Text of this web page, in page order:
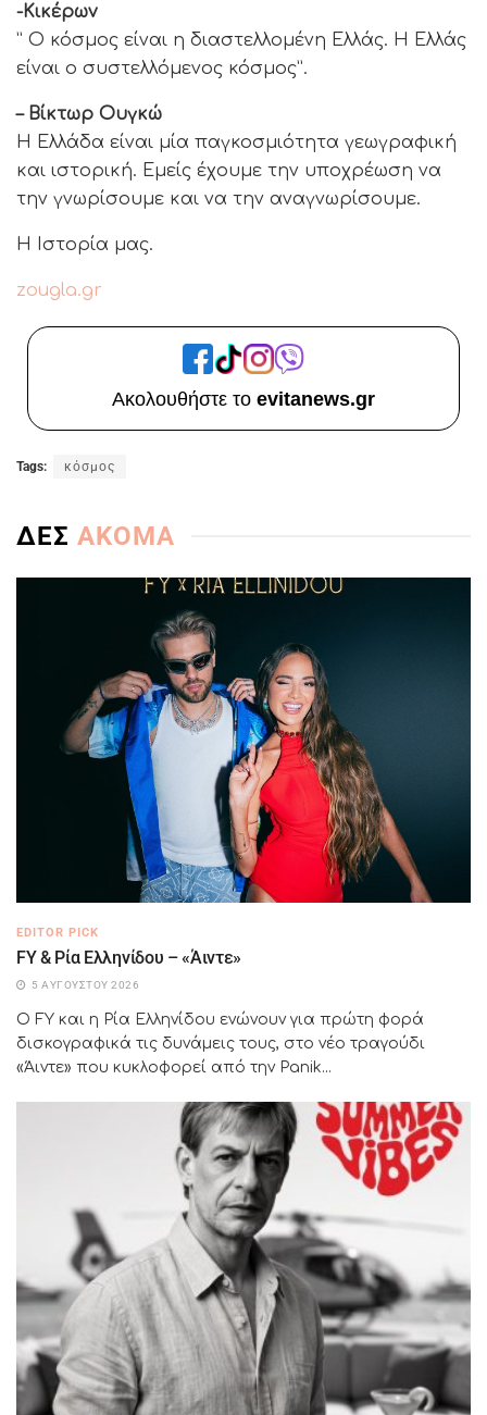
-Κικέρων
” Ο κόσμος είναι η διαστελλομένη Ελλάς. Η Ελλάς
είναι ο συστελλόμενος κόσμος”.
– Βίκτωρ Ουγκώ
Η Ελλάδα είναι μία παγκοσμιότητα γεωγραφική
και ιστορική. Εμείς έχουμε την υποχρέωση να
την γνωρίσουμε και να την αναγνωρίσουμε.
Η Ιστορία μας.
zougla.gr
Ακολουθήστε το evitanews.gr
Tags: κόσμος
ΔΕΣ ΑΚΟΜΑ
EDITOR PICK
FY & Ρία Ελληνίδου – «Άιντε»
5 ΑΥΓΟΎΣΤΟΥ 2026
Ο FY και η Ρία Ελληνίδου ενώνουν για πρώτη φορά
δισκογραφικά τις δυνάμεις τους, στο νέο τραγούδι
«Άιντε» που κυκλοφορεί από την Panik...